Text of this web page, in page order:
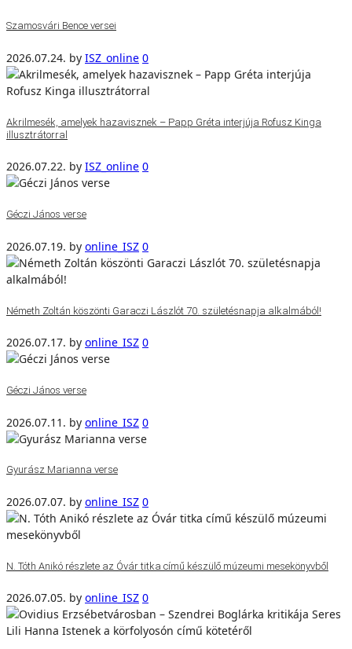
Szamosvári Bence versei
2026.07.24. by ISZ_online 0
Akrilmesék, amelyek hazavisznek – Papp Gréta interjúja Rofusz Kinga
illusztrátorral
2026.07.22. by ISZ_online 0
Géczi János verse
2026.07.19. by online_ISZ 0
Németh Zoltán köszönti Garaczi Lászlót 70. születésnapja alkalmából!
2026.07.17. by online_ISZ 0
Géczi János verse
2026.07.11. by online_ISZ 0
Gyurász Marianna verse
2026.07.07. by online_ISZ 0
N. Tóth Anikó részlete az Óvár titka című készülő múzeumi mesekönyvből
2026.07.05. by online_ISZ 0